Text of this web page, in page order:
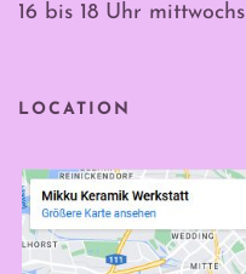
16 bis 18 Uhr mittwochs
LOCATION